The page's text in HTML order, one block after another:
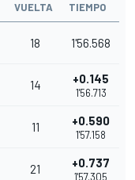
VUELTA TIEMPO
18 1'56.568
14 +0.145
1'56.713
11 +0.590
1'57.158
21 +0.737
1'57.305